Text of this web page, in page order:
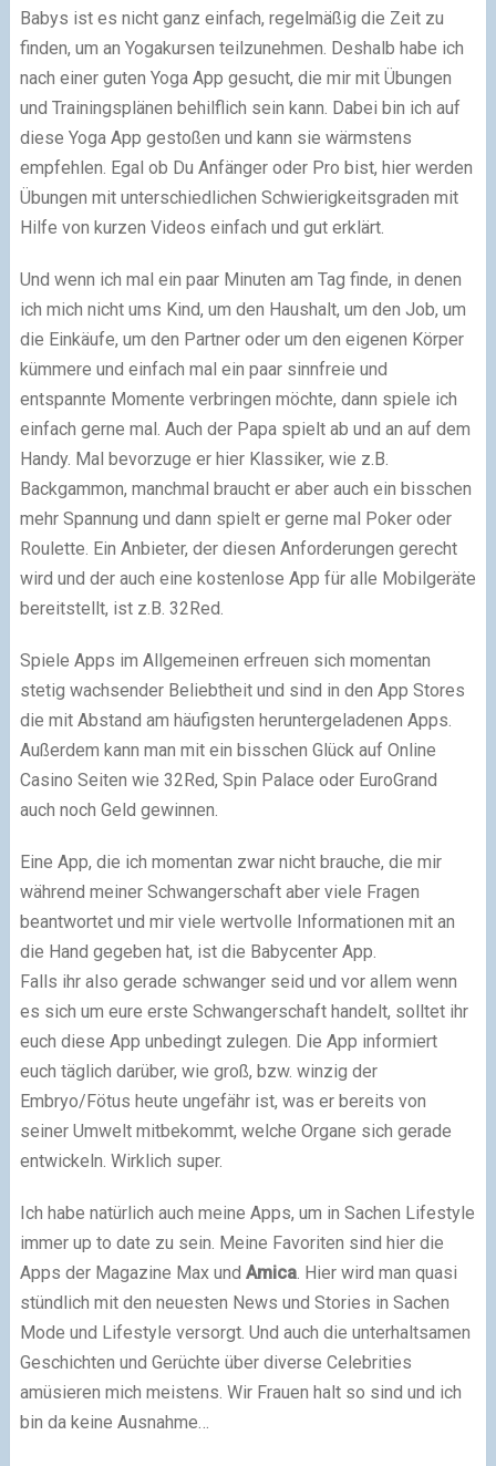
Babys ist es nicht ganz einfach, regelmäßig die Zeit zu
finden, um an Yogakursen teilzunehmen. Deshalb habe ich
nach einer guten Yoga App gesucht, die mir mit Übungen
und Trainingsplänen behilflich sein kann. Dabei bin ich auf
diese Yoga App gestoßen und kann sie wärmstens
empfehlen. Egal ob Du Anfänger oder Pro bist, hier werden
Übungen mit unterschiedlichen Schwierigkeitsgraden mit
Hilfe von kurzen Videos einfach und gut erklärt.
Und wenn ich mal ein paar Minuten am Tag finde, in denen
ich mich nicht ums Kind, um den Haushalt, um den Job, um
die Einkäufe, um den Partner oder um den eigenen Körper
kümmere und einfach mal ein paar sinnfreie und
entspannte Momente verbringen möchte, dann spiele ich
einfach gerne mal. Auch der Papa spielt ab und an auf dem
Handy. Mal bevorzuge er hier Klassiker, wie z.B.
Backgammon, manchmal braucht er aber auch ein bisschen
mehr Spannung und dann spielt er gerne mal Poker oder
Roulette. Ein Anbieter, der diesen Anforderungen gerecht
wird und der auch eine kostenlose App für alle Mobilgeräte
bereitstellt, ist z.B. 32Red.
Spiele Apps im Allgemeinen erfreuen sich momentan
stetig wachsender Beliebtheit und sind in den App Stores
die mit Abstand am häufigsten heruntergeladenen Apps
Außerdem kann man mit ein bisschen Glück auf Online
Casino Seiten wie 32Red, Spin Palace oder EuroGrand
auch noch Geld gewinnen.
Eine App, die ich momentan zwar nicht brauche, die mir
während meiner Schwangerschaft aber viele Fragen
beantwortet und mir viele wertvolle Informationen mit an
die Hand gegeben hat, ist die Babycenter App.
Falls ihr also gerade schwanger seid und vor allem wenn
es sich um eure erste Schwangerschaft handelt, solltet ihr
euch diese App unbedingt zulegen. Die App informiert
euch täglich darüber, wie groß, bzw. winzig der
Embryo/Fötus heute ungefähr ist, was er bereits von
seiner Umwelt mitbekommt, welche Organe sich gerade
entwickeln. Wirklich super.
Ich habe natürlich auch meine Apps, um in Sachen Lifestyle
immer up to date zu sein. Meine Favoriten sind hier die
Apps der Magazine Max und Amica. Hier wird man quasi
stündlich mit den neuesten News und Stories in Sachen
Mode und Lifestyle versorgt. Und auch die unterhaltsamen
Geschichten und Gerüchte über diverse Celebrities
amüsieren mich meistens. Wir Frauen halt so sind und ich
bin da keine Ausnahme…